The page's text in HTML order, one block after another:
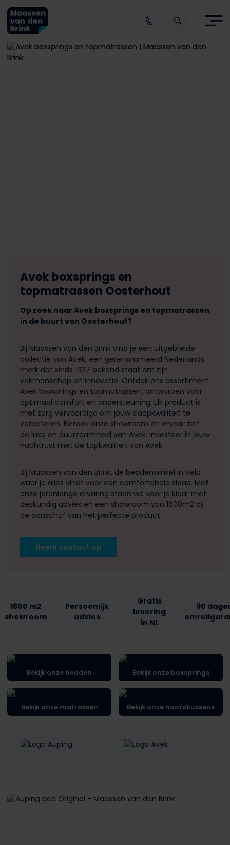
Avek boxsprings en
topmatrassen Oosterhout
Op zoek naar Avek boxsprings en topmatrassen
in de buurt van Oosterhout?
Bij Maassen van den Brink vind je een uitgebreide
collectie van Avek, een gerenommeerd Nederlands
merk dat sinds 1927 bekend staat om zijn
vakmanschap en innovatie. Ontdek ons assortiment
Avek boxsprings en topmatrassen, ontworpen voor
optimaal comfort en ondersteuning. Elk product is
met zorg vervaardigd om jouw slaapkwaliteit te
verbeteren. Bezoek onze showroom en ervaar zelf
de luxe en duurzaamheid van Avek. Investeer in jouw
nachtrust met de topkwaliteit van Avek.
Bij Maassen van den Brink, dé beddenwinkel in Velp
waar je alles vindt voor een comfortabele slaap. Met
onze jarenlange ervaring staan we voor je klaar met
deskundig advies en een showroom van 1600m2 bij
de aanschaf van het perfecte product.
Neem contact op
1600 m2
showroom
Persoonlijk
advies
Gratis
levering
in NL
90
Bekijk onze bedden Bekijk onze boxsprings
Bekijk onze matrassen Bekijk onze hoofdkussens